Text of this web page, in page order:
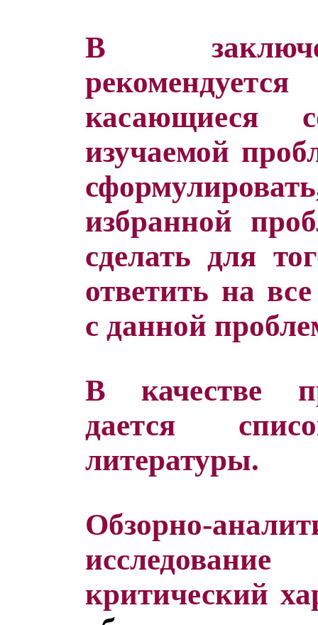
В
касающиеся
изучаемой
избранной
сделать для
ответить на
с данной
В качестве
дается
литературы.
Обзорно-
критический